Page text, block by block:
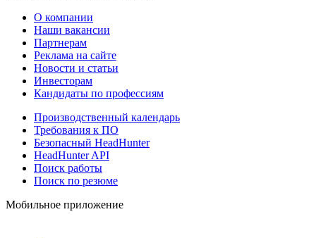
О компании
Наши вакансии
Партнерам
Реклама на сайте
Новости и статьи
Инвесторам
Кандидаты по профессиям
Производственный календарь
Требования к ПО
Безопасный HeadHunter
HeadHunter API
Поиск работы
Поиск по резюме
Мобильное приложение